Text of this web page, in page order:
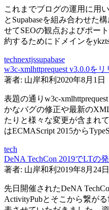
これまでブログの運用に用
とSupabaseを組み合わせた
せてSEOの観点およびポー
約するためにドメインを
technextjssupabase
w3c-xmlhttprequest v3.0.0を
著者: 山岸和利 2020年8月1日
表題の通りw3c-
かなバグの修正や最新の
たりと様々な変更が含まれ
はECMAScript 2015から
tech
DeNA TechCon 2019でLTの
著者: 山岸和利 2019年8月24日
先日開催されたDeNA
ActivityPubとそこから繋が